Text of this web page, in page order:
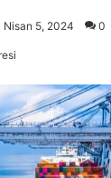
Nisan 5, 2024 0